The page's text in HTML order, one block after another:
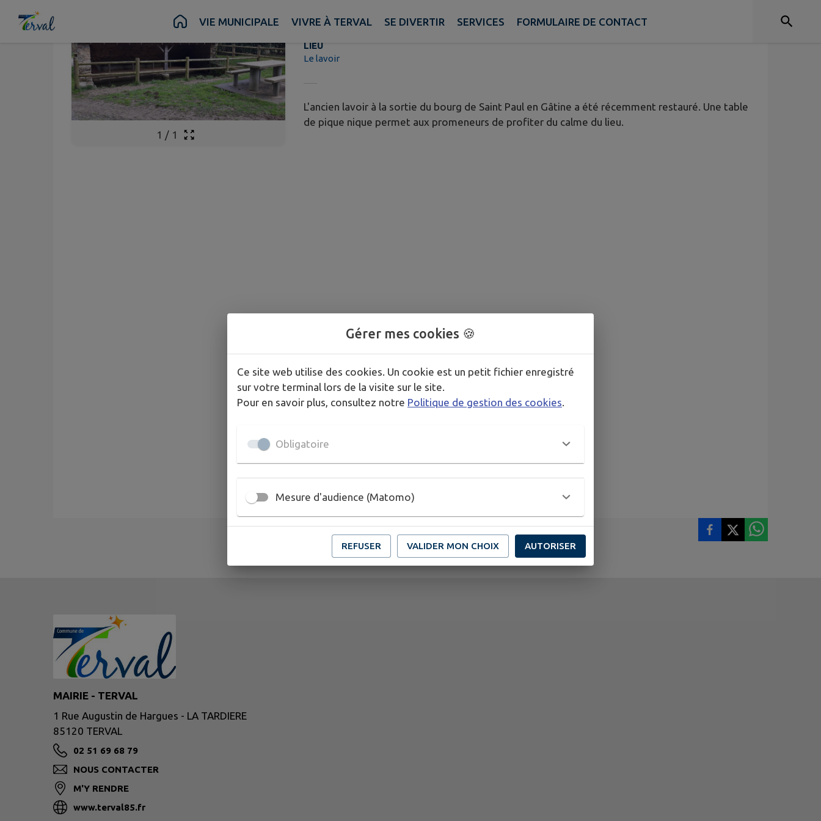
Contenu Pied de page
VIE MUNICIPALE VIVRE À TERVAL SE DIVERTIR SERVICES FORMULAIRE DE CONTACT
1 / 1
LIEU
Le lavoir
L'ancien lavoir à la sortie du bourg de Saint Paul en Gâtine a été récemment restauré. Une table
de pique nique permet aux promeneurs de profiter du calme du lieu.
MAIRIE - TERVAL
1 Rue Augustin de Hargues - LA TARDIERE
85120 TERVAL
02 51 69 68 79
NOUS CONTACTER
M'Y RENDRE
www.terval85.fr
Gérer mes cookies 🍪
Ce site web utilise des cookies. Un cookie est un petit fichier enregistré
sur votre terminal lors de la visite sur le site.
Pour en savoir plus, consultez notre Politique de gestion des cookies
Obligatoire
Mesure d'audience (Matomo)
REFUSER VALIDER MON CHOIX AUTORISER